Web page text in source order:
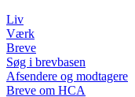
Liv
Værk
Breve
Søg i brevbasen
Afsendere og modtagere
Breve om HCA